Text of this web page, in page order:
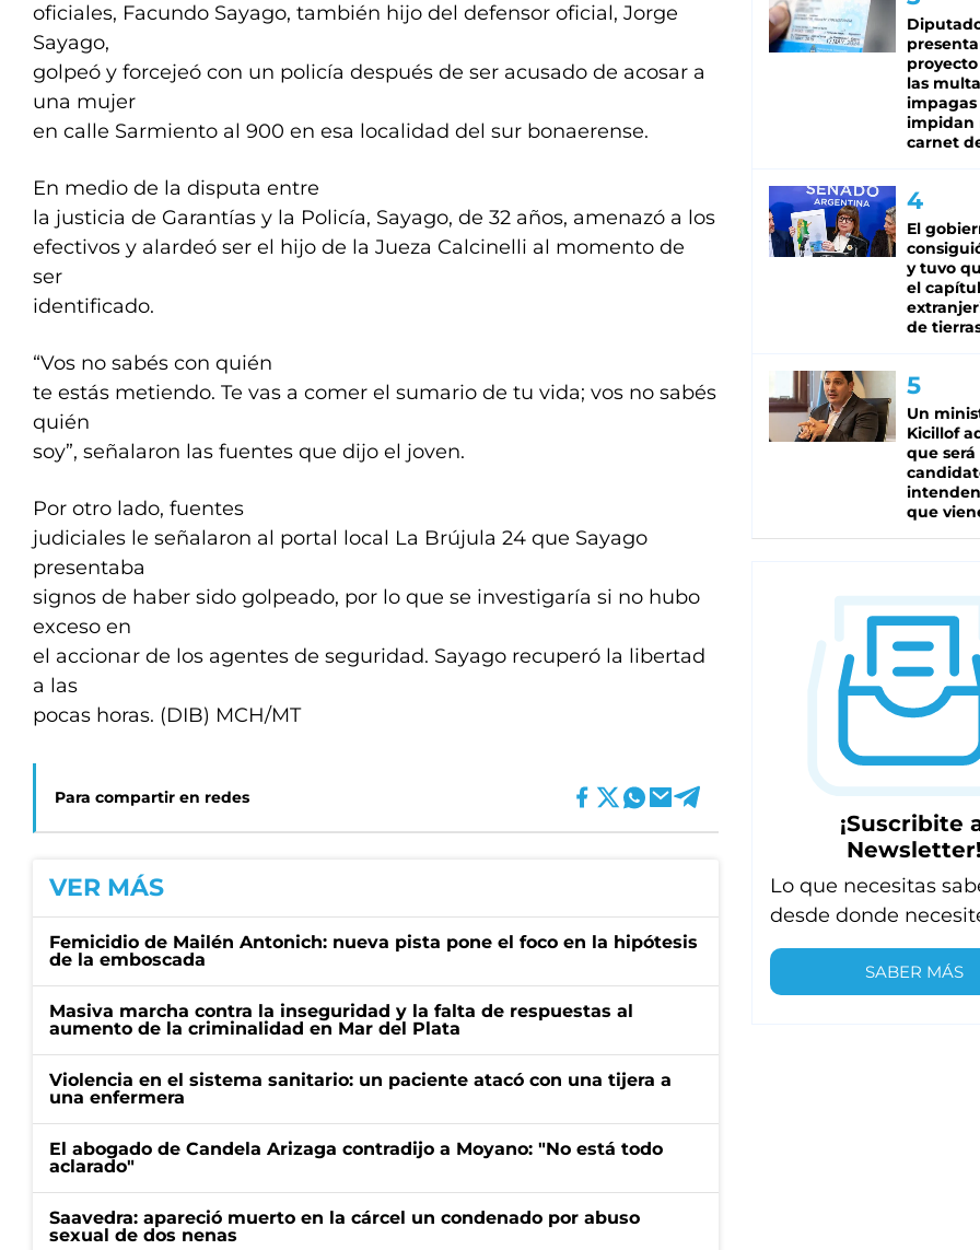
oficiales, Facundo Sayago, también hijo del defensor oficial, Jorge
Sayago,
golpeó y forcejeó con un policía después de ser acusado de acosar a
una mujer
en calle Sarmiento al 900 en esa localidad del sur bonaerense.
En medio de la disputa entre
la justicia de Garantías y la Policía, Sayago, de 32 años, amenazó a los
efectivos y alardeó ser el hijo de la Jueza Calcinelli al momento de
ser
identificado.
“Vos no sabés con quién
te estás metiendo. Te vas a comer el sumario de tu vida; vos no sabés
quién
soy”, señalaron las fuentes que dijo el joven.
Por otro lado, fuentes
judiciales le señalaron al portal local La Brújula 24 que Sayago
presentaba
signos de haber sido golpeado, por lo que se investigaría si no hubo
exceso en
el accionar de los agentes de seguridad. Sayago recuperó la libertad
a las
pocas horas. (DIB) MCH/MT
Para compartir en redes
VER MÁS
Femicidio de Mailén Antonich: nueva pista pone el foco en la hipótesis
de la emboscada
Masiva marcha contra la inseguridad y la falta de respuestas al
aumento de la criminalidad en Mar del Plata
Violencia en el sistema sanitario: un paciente atacó con una tijera a
una enfermera
El abogado de Candela Arizaga contradijo a Moyano: "No está todo
aclarado"
Saavedra: apareció muerto en la cárcel un condenado por abuso
sexual de dos nenas
las
impagas
impidan
carnet
El
y tuvo
el
de
Un
Kicillof
que será
que
¡Suscribite
Newsletter!
Lo que necesitas
desde donde
SABER MÁS